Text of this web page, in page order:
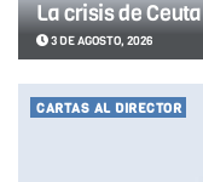
La crisis de Ceuta
3 DE AGOSTO, 2026
CARTAS AL DIRECTOR